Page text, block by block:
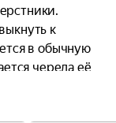
к
в обычную
череда её